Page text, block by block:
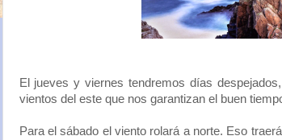
El jueves y viernes tendremos días
vientos del este que nos garantizan el buen
Para el sábado el viento rolará a norte. Eso